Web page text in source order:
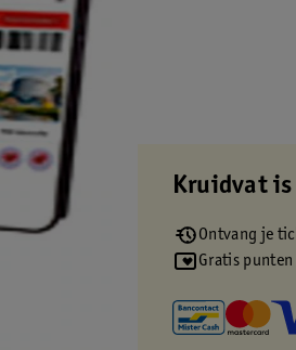
Kruidvat
Ontvang je
Gratis